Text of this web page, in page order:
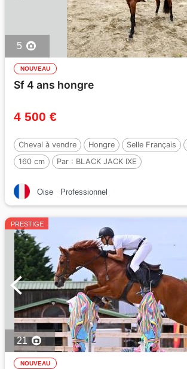
5
NOUVEAU
Sf 4 ans hongre
4 500 €
Cheval à vendre Hongre Selle Français
160 cm
Par : BLACK JACK IXE
Oise Professionnel
PRESTIGE
21
NOUVEAU